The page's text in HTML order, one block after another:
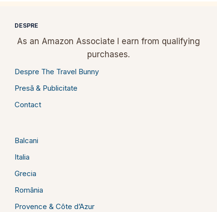
DESPRE
As an Amazon Associate I earn from qualifying
purchases.
Despre The Travel Bunny
Presă & Publicitate
Contact
Balcani
Italia
Grecia
România
Provence & Côte d’Azur